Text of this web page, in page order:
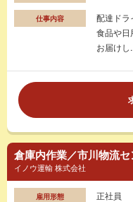
仕事内容
配達ドラ
食品や日
お届けし
倉庫内作業／市川物流セ
イノウ運輸 株式会社
雇用形態 正社員